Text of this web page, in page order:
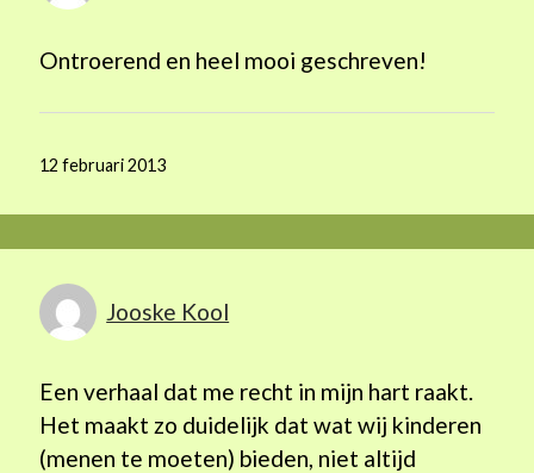
Ontroerend en heel mooi geschreven!
12 februari 2013
Jooske Kool
Een verhaal dat me recht in mijn hart raakt.
Het maakt zo duidelijk dat wat wij kinderen
(menen te moeten) bieden, niet altijd